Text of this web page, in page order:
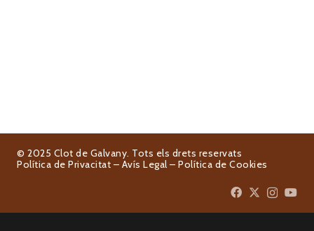
© 2025 Clot de Galvany. Tots els drets reservats
Política de Privacitat – Avís Legal – Política de Cookies